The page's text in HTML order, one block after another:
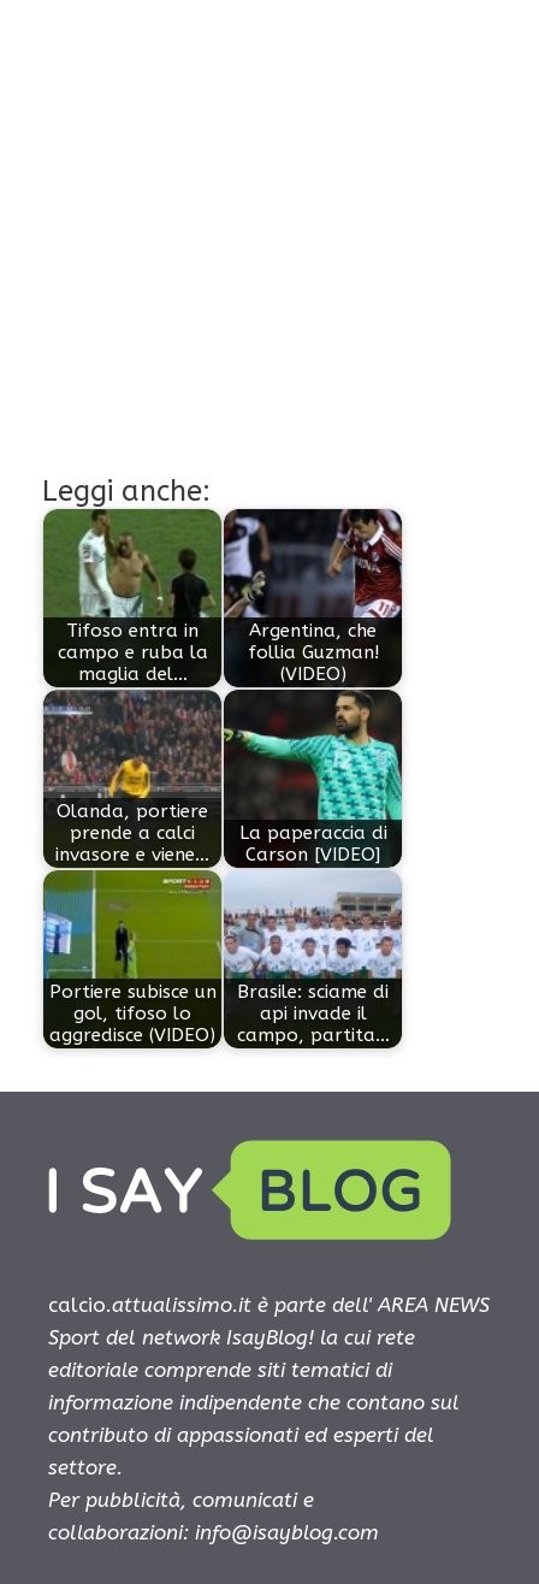
Leggi anche:
Tifoso entra in
campo e ruba la
maglia del…
Argentina, che
follia Guzman!
(VIDEO)
Olanda, portiere
prende a calci
invasore e viene…
La paperaccia di
Carson [VIDEO]
Portiere subisce un
gol, tifoso lo
aggredisce (VIDEO)
Brasile: sciame di
api invade il
campo, partita…
calcio.attualissimo.it è parte dell' AREA NEWS
Sport del network IsayBlog! la cui rete
editoriale comprende siti tematici di
informazione indipendente che contano sul
contributo di appassionati ed esperti del
settore.
Per pubblicità, comunicati e
collaborazioni: info@isayblog.com